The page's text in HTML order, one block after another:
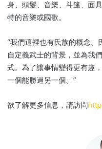
身、頭髮、音樂、斗篷、面
特的音樂或國歌。
“我們這裡也有氏族的概念。
自定義武士的背景，並為我
式。 為了讓事情變得更有趣
一個能勝過另一個。”
欲了解更多信息，請訪問